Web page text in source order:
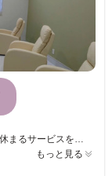
もっと見る